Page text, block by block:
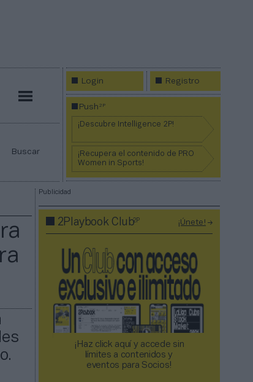
Buscar
Login Registro
Push2P
¡Descubre Intelligence 2P!
¡Recupera el contenido de PRO
Women in Sports!
Publicidad
2Playbook Club2P ¡Únete!
¡Haz click aquí y accede sin
límites a contenidos y
eventos para Socios!​​​​​​​